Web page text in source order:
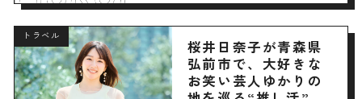
トラベル
桜井日奈子が青森県
弘前市で、大好きな
お笑い芸人ゆかりの